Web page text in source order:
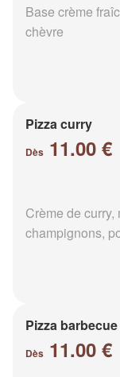
Base crème
chèvre
Pizza curry
Dès 11.00 €
Crème de
champignons,
Pizza barbecue
Dès 11.00 €